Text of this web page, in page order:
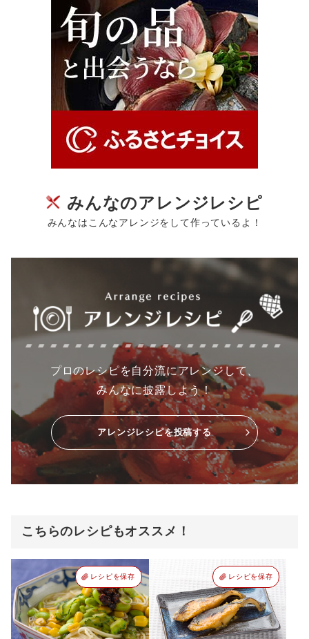
みんなのアレンジレシピ
みんなはこんなアレンジをして作っているよ！
プロのレシピを自分流にアレンジして、
みんなに披露しよう！
アレンジレシピを投稿する
こちらのレシピもオススメ！
レシピを保存 レシピを保存